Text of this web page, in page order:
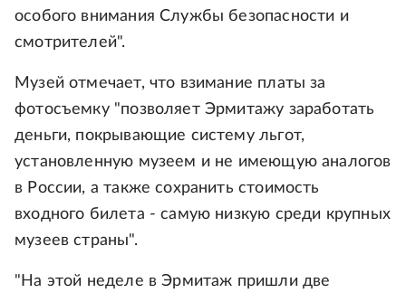
особого внимания Службы безопасности и
смотрителей".
Музей отмечает, что взимание платы за
фотосъемку "позволяет Эрмитажу заработать
деньги, покрывающие систему льгот,
установленную музеем и не имеющую аналогов
в России, а также сохранить стоимость
входного билета - самую низкую среди крупных
музеев страны".
"На этой неделе в Эрмитаж пришли две